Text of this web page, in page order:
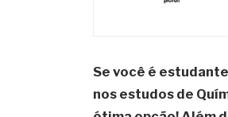
Se você é
nos estudos de